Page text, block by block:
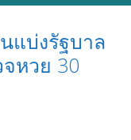
แบ่งรัฐบาล
หวย 30